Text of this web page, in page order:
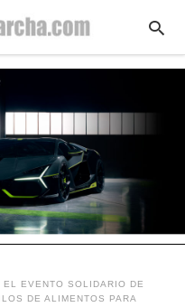
EL EVENTO SOLIDARIO DE
DE ALIMENTOS PARA